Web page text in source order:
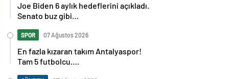
Joe Biden 6 aylık hedeflerini açıkladı.
Senato buz gibi…
SPOR 07 Ağustos 2026
En fazla kızaran takım Antalyaspor!
Tam 5 futbolcu….